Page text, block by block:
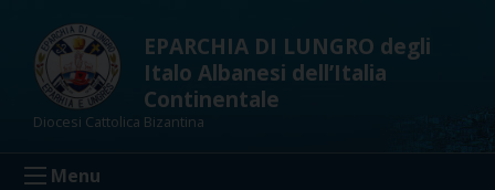
content
EPARCHIA DI LUNGRO degli
Italo Albanesi dell’Italia
Continentale
Diocesi Cattolica Bizantina
Menu